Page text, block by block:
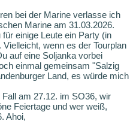
bei der Marine verlasse ich
Marine am 31.03.2026.
einige Leute ein Party (in
wenn es der Tourplan
auf eine Soljanka vorbei
einmal gemeinsam "Salzig
Land, es würde mich
am 27.12. im SO36, wir
Feiertage und wer weiß,
Ahoi,